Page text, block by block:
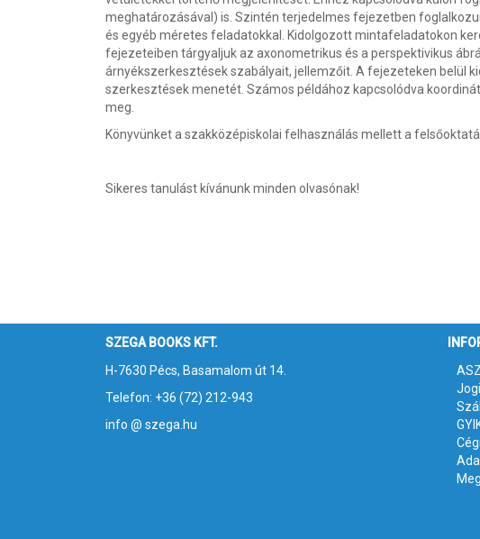
meghatározásával) is. Szintén terjedelmes fejezetben
és egyéb méretes feladatokkal. Kidolgozott mintafeladatokon
fejezeteiben tárgyaljuk az axonometrikus és a perspektivikus
árnyékszerkesztések szabályait, jellemzőit. A fejezeteken belül
szerkesztések menetét. Számos példához kapcsolódva
meg.
Könyvünket a szakközépiskolai felhasználás mellett a
Sikeres tanulást kívánunk minden olvasónak!
SZEGA BOOKS KFT.
H-7630 Pécs, Basamalom út 14.
Telefon: +36 (72) 212-943
info @ szega.hu